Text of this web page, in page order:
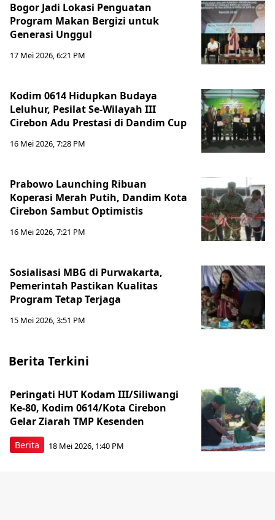
Bogor Jadi Lokasi Penguatan
Program Makan Bergizi untuk
Generasi Unggul
17 Mei 2026, 6:21 PM
Kodim 0614 Hidupkan Budaya
Leluhur, Pesilat Se-Wilayah III
Cirebon Adu Prestasi di Dandim Cup
16 Mei 2026, 7:28 PM
Prabowo Launching Ribuan
Koperasi Merah Putih, Dandim Kota
Cirebon Sambut Optimistis
16 Mei 2026, 7:21 PM
Sosialisasi MBG di Purwakarta,
Pemerintah Pastikan Kualitas
Program Tetap Terjaga
15 Mei 2026, 3:51 PM
Berita Terkini
Berita
Peringati HUT Kodam III/Siliwangi
Ke-80, Kodim 0614/Kota Cirebon
Gelar Ziarah TMP Kesenden
18 Mei 2026, 1:40 PM